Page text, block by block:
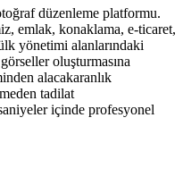
düzenleme platformu.
emlak, konaklama, e-ticaret,
yönetimi alanlarındaki
oluşturmasına
alacakaranlık
tadilat
içinde profesyonel